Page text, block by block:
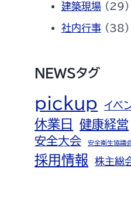
建築現場(29)
社内行事(38)
NEWSタグ
pickup イベ
休業日 健康経営
安全大会 安全衛生協議
採用情報 株主総